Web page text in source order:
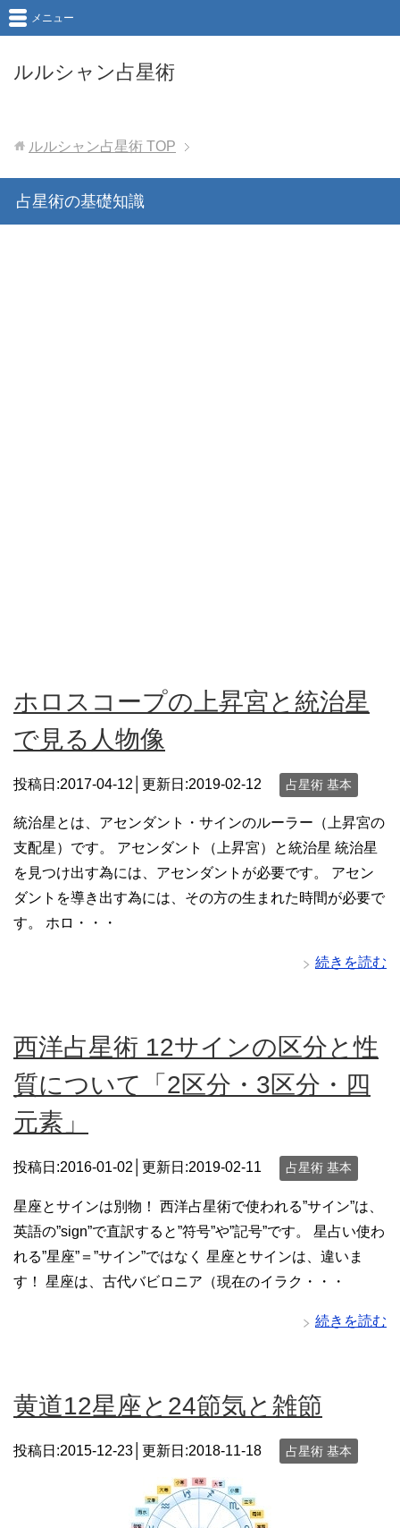
ルルシャン占星術
メニュー
ルルシャン占星術 TOP
占星術の基礎知識
ホロスコープの上昇宮と統治星
で見る人物像
投稿日:2017-04-12│更新日:2019-02-12 占星術 基本
統治星とは、アセンダント・サインのルーラー（上昇宮の
支配星）です。 アセンダント（上昇宮）と統治星 統治星
を見つけ出す為には、アセンダントが必要です。 アセン
ダントを導き出す為には、その方の生まれた時間が必要で
す。 ホロ・・・
続きを読む
西洋占星術 12サインの区分と性
質について「2区分・3区分・四
元素」
投稿日:2016-01-02│更新日:2019-02-11 占星術 基本
星座とサインは別物！ 西洋占星術で使われる”サイン”は、
英語の”sign”で直訳すると”符号”や”記号”です。 星占い使わ
れる”星座”＝”サイン”ではなく 星座とサインは、違いま
す！ 星座は、古代バビロニア（現在のイラク・・・
続きを読む
黄道12星座と24節気と雑節
投稿日:2015-12-23│更新日:2018-11-18 占星術 基本